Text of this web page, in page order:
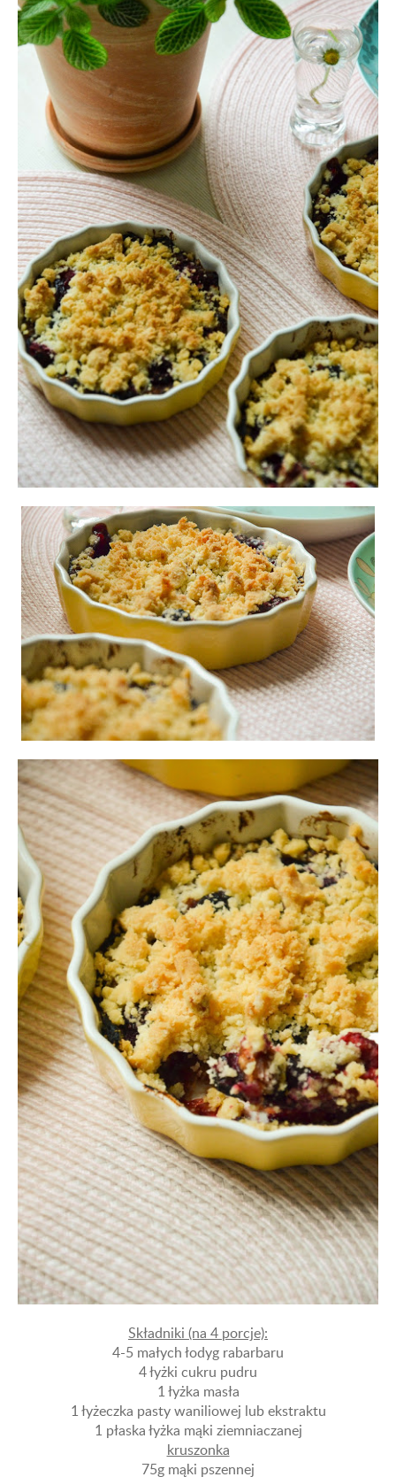
Składniki (na 4 porcje):
4-5 małych łodyg rabarbaru
4 łyżki cukru pudru
1 łyżka masła
1 łyżeczka pasty waniliowej lub ekstraktu
1 płaska łyżka mąki ziemniaczanej
kruszonka
75g mąki pszennej